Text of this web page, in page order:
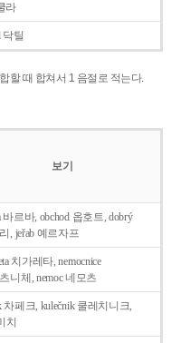
라
닥틸
할 때 합쳐서 1 음절로 적는다.
보기
바르바, obchod 옵호트, dobrý
, jeřab 예르자프
치가레타, nemocnice
니체, nemoc 네모츠
차페크, kulečnik 쿨레치니크,
치